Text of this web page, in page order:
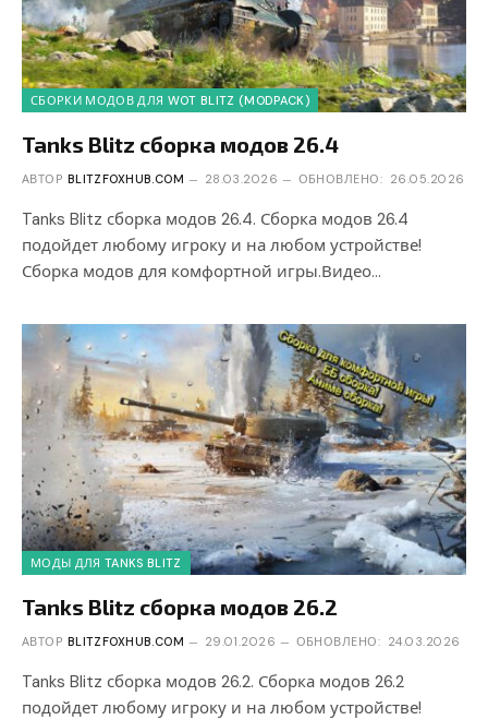
СБОРКИ МОДОВ ДЛЯ WOT BLITZ (MODPACK)
Tanks Blitz сборка модов 26.4
АВТОР BLITZFOXHUB.COM 28.03.2026 ОБНОВЛЕНО: 26.05.2026
Tanks Blitz сборка модов 26.4. Сборка модов 26.4
подойдет любому игроку и на любом устройстве!
Сборка модов для комфортной игры.Видео…
МОДЫ ДЛЯ TANKS BLITZ
Tanks Blitz сборка модов 26.2
АВТОР BLITZFOXHUB.COM 29.01.2026 ОБНОВЛЕНО: 24.03.2026
Tanks Blitz сборка модов 26.2. Сборка модов 26.2
подойдет любому игроку и на любом устройстве!